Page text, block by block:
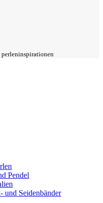
Pendel
und Seidenbänder